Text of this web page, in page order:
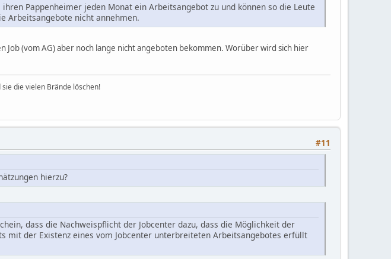
Pappenheimer jeden Monat ein Arbeitsangebot zu und können so die Leute
Arbeitsangebote nicht annehmen.
Job (vom AG) aber noch lange nicht angeboten bekommen. Worüber wird sich hier
die vielen Brände löschen!
#11
hierzu?
dass die Nachweispflicht der Jobcenter dazu, dass die Möglichkeit der
der Existenz eines vom Jobcenter unterbreiteten Arbeitsangebotes erfüllt